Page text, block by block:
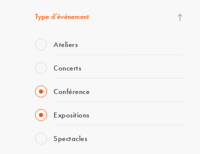
Type d’événement
Ateliers
Concerts
Conférence
Expositions
Spectacles